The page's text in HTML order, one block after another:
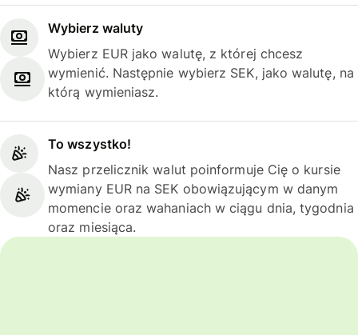
Wybierz waluty
Wybierz EUR jako walutę, z której chcesz
wymienić. Następnie wybierz SEK, jako walutę, na
którą wymieniasz.
To wszystko!
Nasz przelicznik walut poinformuje Cię o kursie
wymiany EUR na SEK obowiązującym w danym
momencie oraz wahaniach w ciągu dnia, tygodnia
oraz miesiąca.